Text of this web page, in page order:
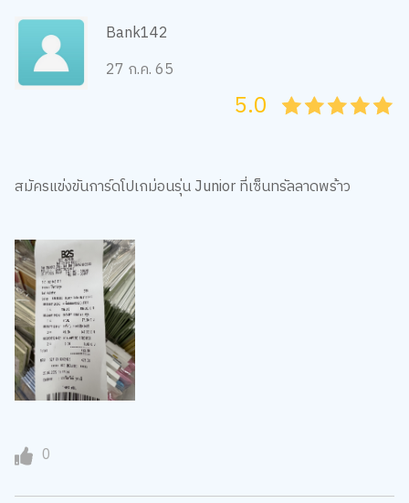
Bank142
27 ก.ค. 65
45
4
35
3
25
2
15
1
05
5.0
สมัครแข่งขันการ์ดโปเกม่อนรุ่น Junior ที่เซ็นทรัลลาดพร้าว
0